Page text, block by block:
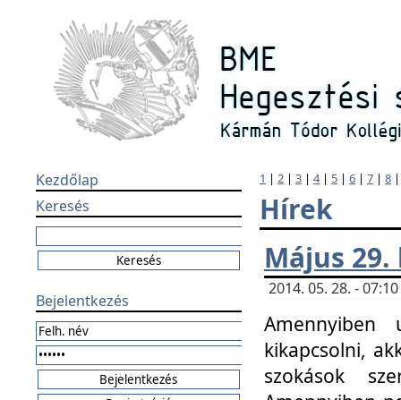
Kezdőlap
Keresés
Bejelentkezés
1 | 2 | 3 | 4| 5 | 6 | 7 | 8
Hírek
Május
2014. 05. 28. -
kikapcsolni,
szokások